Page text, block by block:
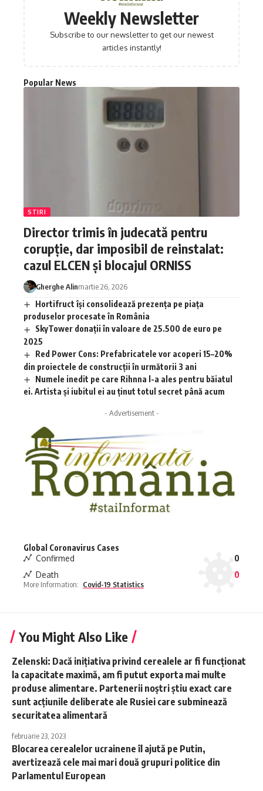
Weekly Newsletter
Subscribe to our newsletter to get our newest
articles instantly!
Popular News
STIRI
Director trimis în judecată pentru
corupție, dar imposibil de reinstalat:
cazul ELCEN și blocajul ORNISS
Gherghe Alinmartie 26, 2026
Hortifruct își consolidează prezența pe piața
produselor procesate în România
SkyTower donații în valoare de 25.500 de euro pe
2025
Red Power Cons: Prefabricatele vor acoperi 15–20%
din proiectele de construcții în următorii 3 ani
Numele inedit pe care Rihnna l-a ales pentru băiatul
ei. Artista și iubitul ei au ținut totul secret până acum
- Advertisement -
Global Coronavirus Cases
Confirmed
0
Death
0
More Information: Covid-19 Statistics
You Might Also Like
Zelenski: Dacă iniţiativa privind cerealele ar fi funcţionat
la capacitate maximă, am fi putut exporta mai multe
produse alimentare. Partenerii noştri ştiu exact care
sunt acţiunile deliberate ale Rusiei care subminează
securitatea alimentară
februarie 23, 2023
Blocarea cerealelor ucrainene îl ajută pe Putin,
avertizează cele mai mari două grupuri politice din
Parlamentul European